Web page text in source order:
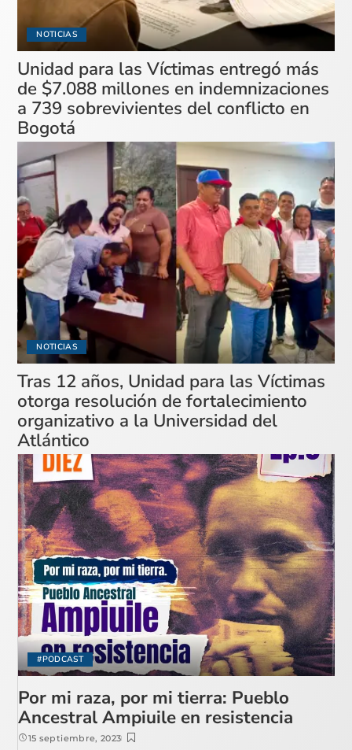
NOTICIAS
Unidad para las Víctimas entregó más
de $7.088 millones en indemnizaciones
a 739 sobrevivientes del conflicto en
Bogotá
NOTICIAS
Tras 12 años, Unidad para las Víctimas
otorga resolución de fortalecimiento
organizativo a la Universidad del
Atlántico
#PODCAST
Por mi raza, por mi tierra: Pueblo
Ancestral Ampiuile en resistencia
15 septiembre, 2023